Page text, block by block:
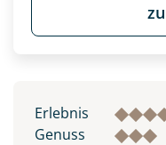
Erlebnis
Genuss
Datenschutz &
Die Anfrage wird via